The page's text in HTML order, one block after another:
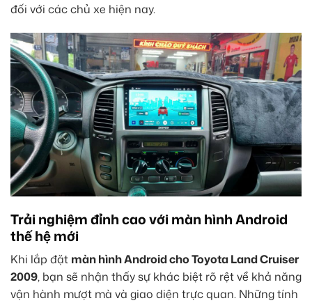
đối với các chủ xe hiện nay.
Trải nghiệm đỉnh cao với màn hình Android
thế hệ mới
Khi lắp đặt màn hình Android cho Toyota Land Cruiser
2009, bạn sẽ nhận thấy sự khác biệt rõ rệt về khả năng
vận hành mượt mà và giao diện trực quan. Những tính